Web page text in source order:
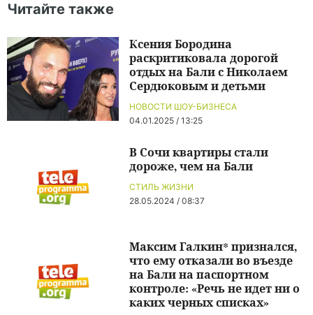
Читайте также
НОВОСТИ ШОУ-БИЗНЕСА
04.01.2025 / 13:25
Ксения Бородина
раскритиковала дорогой
отдых на Бали с Николаем
Сердюковым и детьми
СТИЛЬ ЖИЗНИ
28.05.2024 / 08:37
В Сочи квартиры стали
дороже, чем на Бали
Максим Галкин* признался,
что ему отказали во въезде
на Бали на паспортном
контроле: «Речь не идет ни о
каких черных списках»